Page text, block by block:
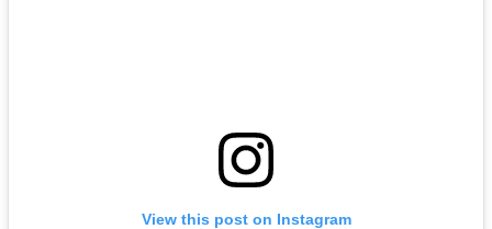
View this post on Instagram